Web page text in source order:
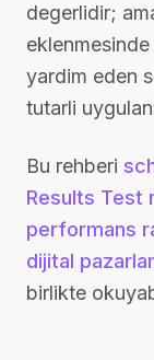
degerlidir;
yardim eden
tutarli
Bu rehberi
Results Test
performans
dijital
birlikte